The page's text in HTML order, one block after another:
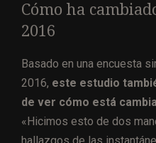
Cómo ha
2016
Basado en una encuesta
2016, este estudio
de ver cómo está
«Hicimos esto de dos